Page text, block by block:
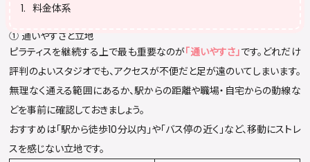
料金体系
① 通いやすさと立地
ピラティスを継続する上で最も重要なのが「通いやすさ」です。どれだけ
評判のよいスタジオでも、アクセスが不便だと足が遠のいてしまいます。
無理なく通える範囲にあるか、駅からの距離や職場・自宅からの動線な
どを事前に確認しておきましょう。
おすすめは「駅から徒歩10分以内」や「バス停の近く」など、移動にストレ
スを感じない立地です。